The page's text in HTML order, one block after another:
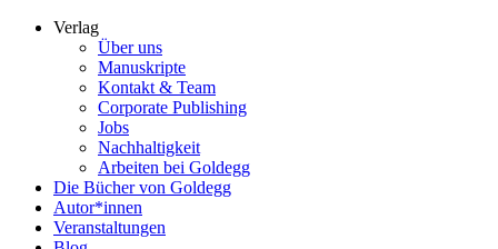
Verlag
Über uns
Manuskripte
Kontakt & Team
Corporate Publishing
Jobs
Nachhaltigkeit
Arbeiten bei Goldegg
Die Bücher von Goldegg
Autor*innen
Veranstaltungen